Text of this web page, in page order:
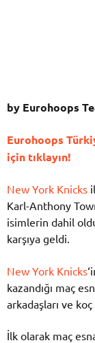
by Eurohoops
Eurohoops
için tıklayın!
New York Knicks
Karl-Anthony
isimlerin dahil
karşıya geldi.
New York Knicks
kazandığı maç
arkadaşları ve
İlk olarak maç